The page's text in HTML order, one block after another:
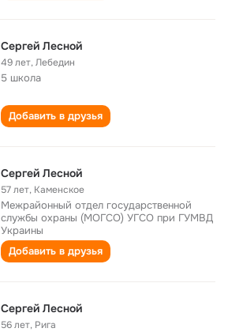
Сергей Лесной
49 лет,Лебедин
5 школа
Добавить в друзья
Сергей Лесной
57 лет, Каменское
Межрайонный отдел государственной
службы охраны (МОГСО) УГСО при ГУМВД
Украины
Добавить в друзья
Сергей Лесной
56 лет, Рига